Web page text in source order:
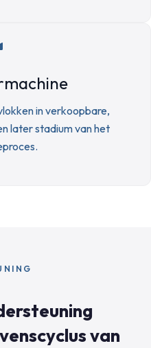
in verkoopbare,
later stadium van het
van